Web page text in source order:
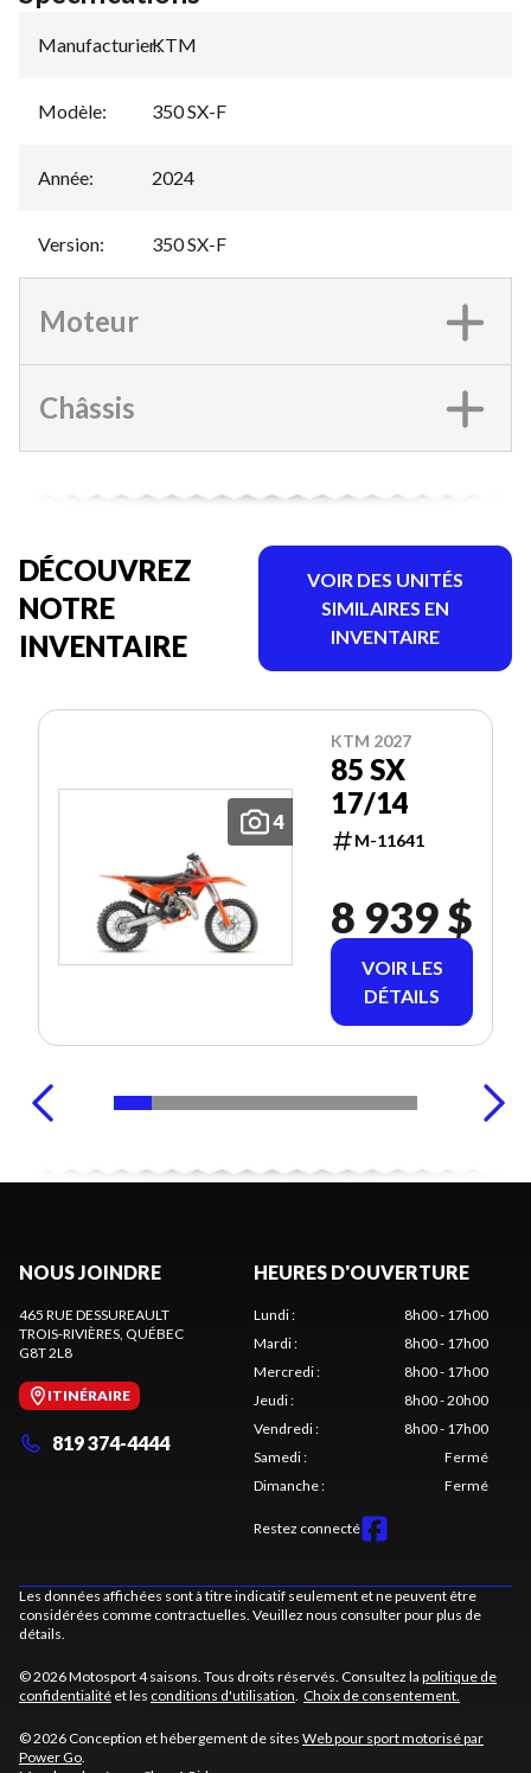
Manufacturier:
KTM
Modèle: 350 SX-F
Année: 2024
Version: 350 SX-F
Moteur
Châssis
DÉCOUVREZ
NOTRE
INVENTAIRE
VOIR DES UNITÉS
SIMILAIRES EN
INVENTAIRE
4
KTM 2027
85 SX
17/14
M-11641
8 939 $
VOIR LES
DÉTAILS
NOUS JOINDRE
465 RUE DESSUREAULT
TROIS-RIVIÈRES , QUÉBEC
G8T 2L8
ITINÉRAIRE
819 374-4444
HEURES D'OUVERTURE
Lundi:
8h00 - 17h00
Mardi:
8h00 - 17h00
Mercredi:
8h00 - 17h00
Jeudi:
8h00 - 20h00
Vendredi:
8h00 - 17h00
Samedi:
Fermé
Dimanche: Fermé
Restez connecté
Les données affichées sont à titre indicatif seulement et ne peuvent être
considérées comme contractuelles. Veuillez nous consulter pour plus de
détails.
© 2026 Motosport 4 saisons. Tous droits réservés. Consultez la politique de
confidentialité et les conditions d'utilisation Choix de consentement.
© 2026 Conception et hébergement de sites Web pour sport motorisé par
Power Go